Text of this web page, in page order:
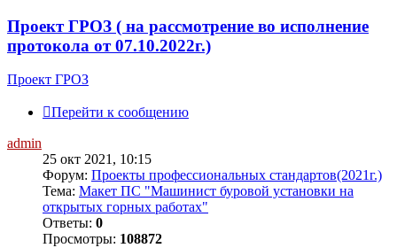
Проект ГРОЗ ( на рассмотрение во исполнение
протокола от 07.10.2022г.)
Проект ГРОЗ
Перейти к сообщению
admin
25 окт 2021, 10:15
Форум: Проекты профессиональных стандартов(2021г.)
Тема: Макет ПС "Машинист буровой установки на
открытых горных работах"
Ответы: 0
Просмотры: 108872